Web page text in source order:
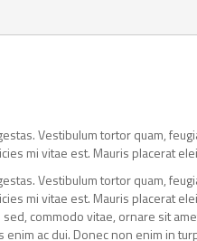
Vestibulum tortor quam,
mi vitae est. Mauris placerat
Vestibulum tortor quam,
mi vitae est. Mauris placerat
commodo vitae, ornare sit
ac dui. Donec non enim in